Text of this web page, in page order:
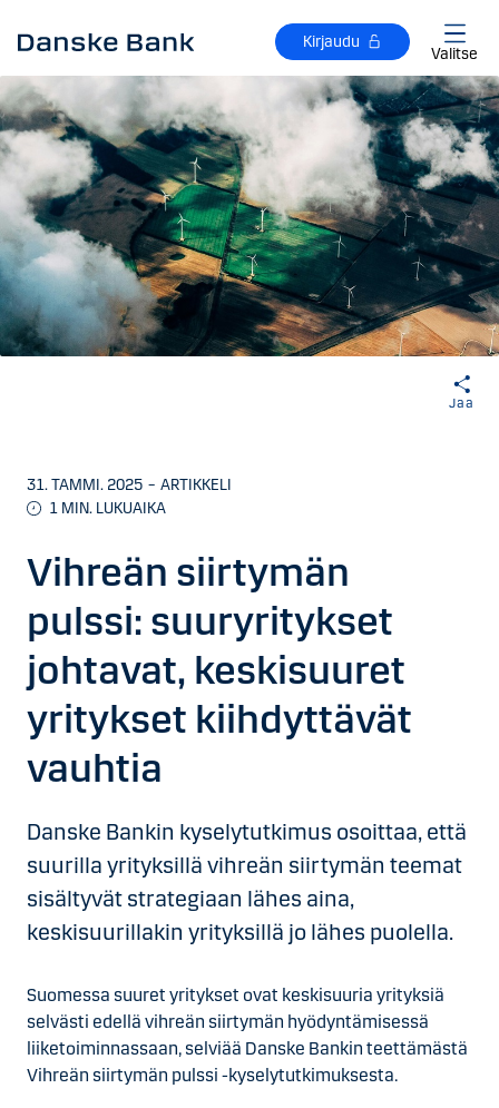
Kirjaudu
Valitse
Jaa
31. TAMMI. 2025 – ARTIKKELI
1 MIN. LUKUAIKA
Vihreän siirtymän
pulssi: suuryritykset
johtavat, keskisuuret
yritykset kiihdyttävät
vauhtia
Danske Bankin kyselytutkimus osoittaa, että
suurilla yrityksillä vihreän siirtymän teemat
sisältyvät strategiaan lähes aina,
keskisuurillakin yrityksillä jo lähes puolella.
Suomessa suuret yritykset ovat keskisuuria yrityksiä
selvästi edellä vihreän siirtymän hyödyntämisessä
liiketoiminnassaan, selviää Danske Bankin teettämästä
Vihreän siirtymän pulssi -kyselytutkimuksesta.